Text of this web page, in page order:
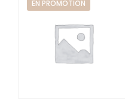
EN PROMOTION